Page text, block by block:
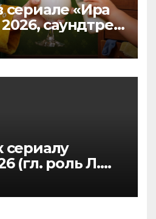
сериале «Ира
саундтрек
сериалу
(гл. роль Л.